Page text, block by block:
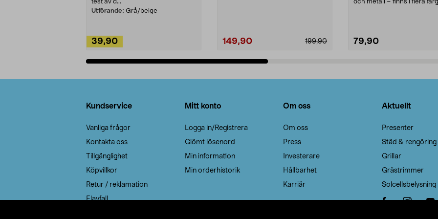
test av d...
Utförande: Grå/beige
39,90 199,90
149,90
och metall – finns i flera
79,90
Kundservice
Vanliga frågor
Kontakta oss
Tillgänglighet
Köpvillkor
Retur / reklamation
Elavfall
Mitt konto
Logga in/Registrera
Glömt lösenord
Min information
Min orderhistorik
Om oss
Om oss
Press
Investerare
Hållbarhet
Karriär
Aktuellt
Presenter
Städ & rengöring
Grillar
Grästrimmer
Solcellsbelysning